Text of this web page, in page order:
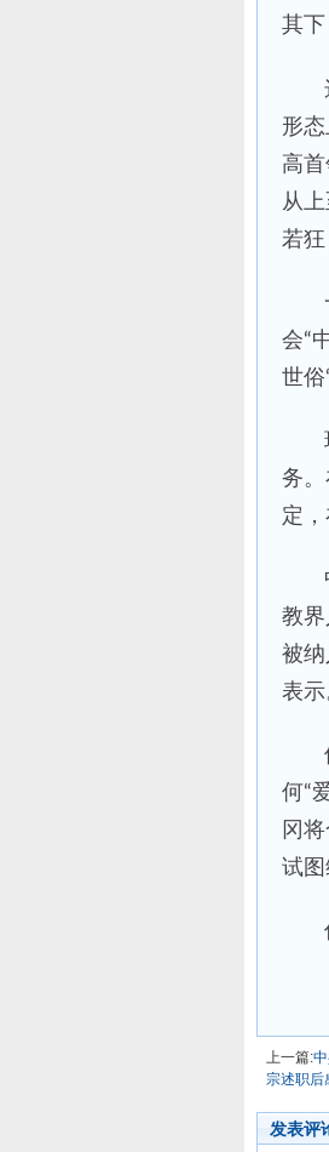
其下
形
高
从
若狂
会“
世俗
务
定
教
被
表示
何“
冈
试图
上一篇:
宗述职后
发表评